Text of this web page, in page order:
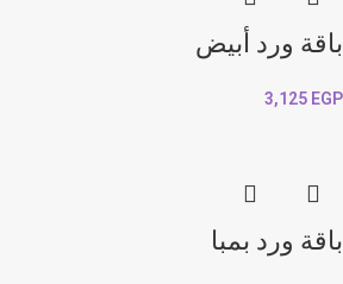
باقة ورد أبيض
3,125 EGP
باقة ورد بمبا